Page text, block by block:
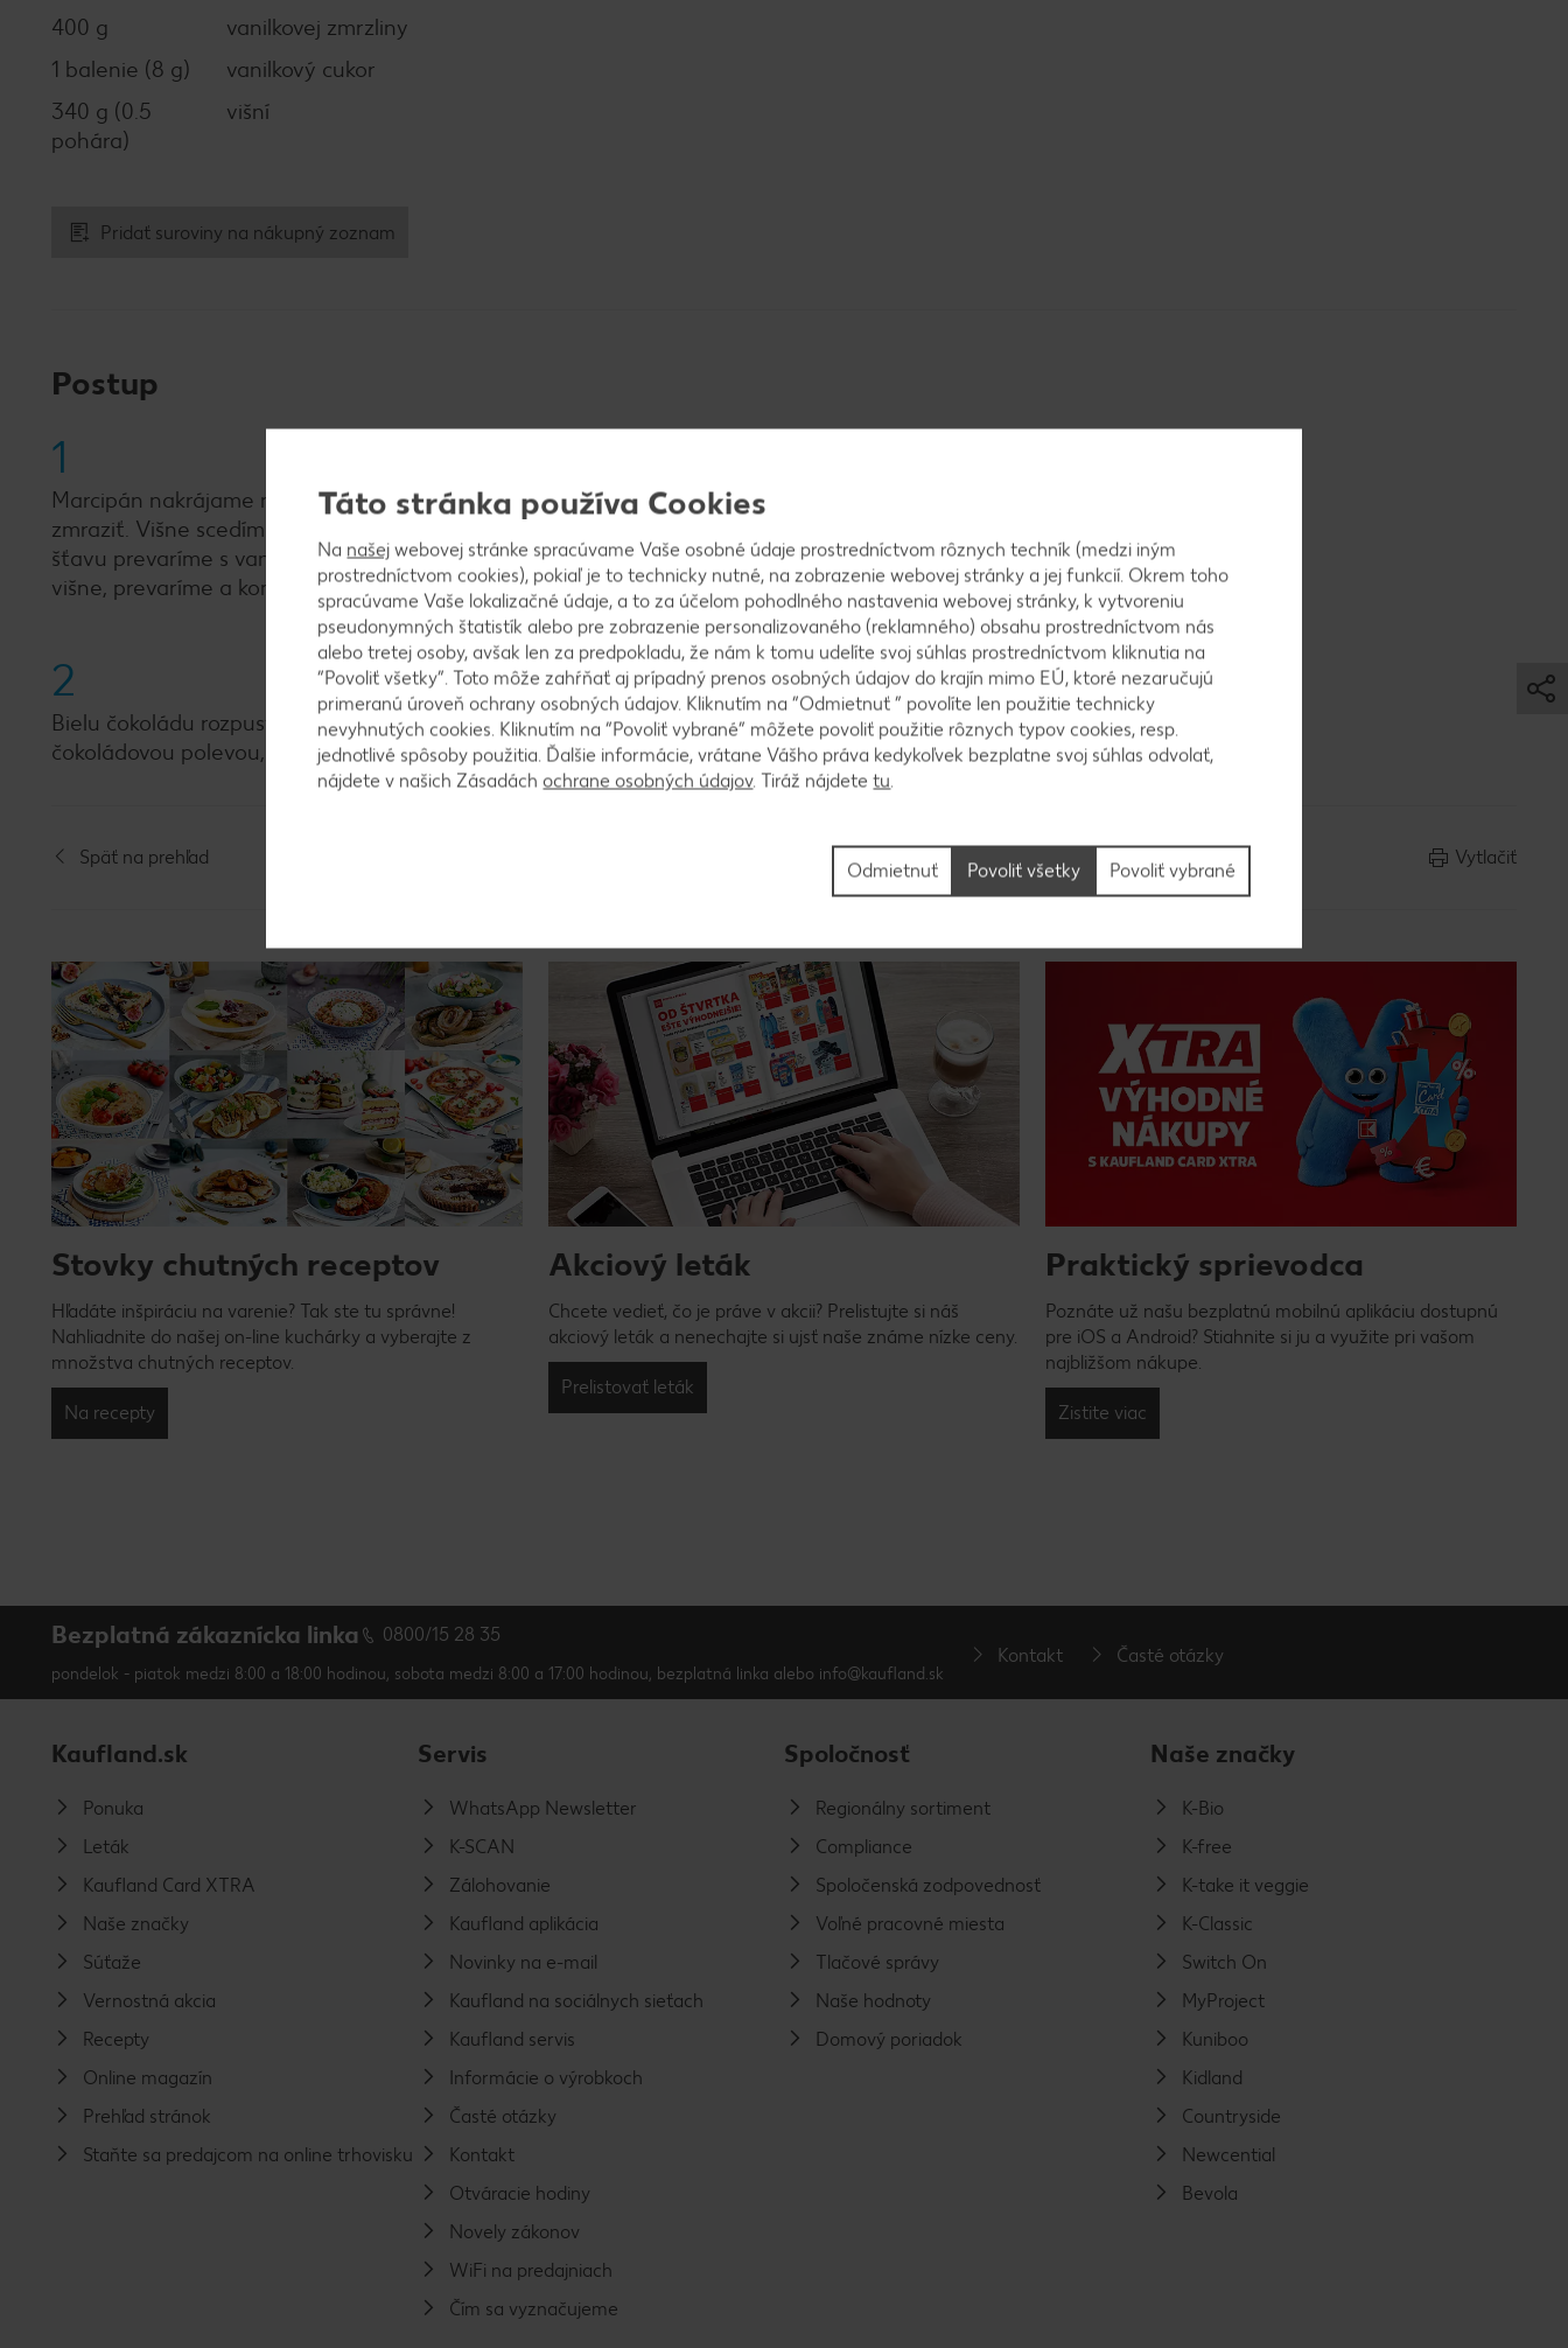
400 g
vanilkovej zmrzliny
1 balenie (8 g)
vanilkový cukor
340 g (0.5
pohára)
višní
Pridať suroviny na nákupný zoznam
Postup
1
Marcipán nakrájame na 1 cm kúsky, zmiešame s vanilkovou zmrzlinou a vyformujeme 4 guľky, ktoré dáme
zmraziť. Višne scedíme, šťavu si odložíme. Vanilkový puding v prášku zmiešame so 4 PL višňovej šťavy. Zvyšnú
šťavu prevaríme s vanilkovým cukrom, pridáme pudingový prášok a varíme približne 1 minútu. Nasypeme
višne, prevaríme a kompót odstavíme z ohňa.
2
Bielu čokoládu rozpustíme vo vodnom kúpeli. Zmrzlinové guľky naservírujeme na hlbšiu tácku, polejeme
čokoládovou polevou, ozdobíme višňovým kompótom, mätou a podľa chuti posypeme práškovým cukrom.
Späť na prehľad Vytlačiť
Stovky chutných receptov
Hľadáte inšpiráciu na varenie? Tak ste tu správne!
Nahliadnite do našej on-line kuchárky a vyberajte z
množstva chutných receptov.
Na recepty
Akciový leták
Chcete vedieť, čo je práve v akcii? Prelistujte si náš
akciový leták a nenechajte si ujsť naše známe nízke ceny.
Prelistovať leták
Praktický sprievodca
Poznáte už našu bezplatnú mobilnú aplikáciu dostupnú
pre iOS a Android? Stiahnite si ju a využite pri vašom
najbližšom nákupe.
Zistite viac
Bezplatná zákaznícka linka 0800/15 28 35
pondelok - piatok medzi 8:00 a 18:00 hodinou, sobota medzi 8:00 a 17:00 hodinou, bezplatná linka alebo info@kaufland.sk
Kontakt Časté otázky
Kaufland.sk
Ponuka
Leták
Kaufland Card XTRA
Naše značky
Súťaže
Vernostná akcia
Recepty
Online magazín
Prehľad stránok
Staňte sa predajcom na online trhovisku
Servis
WhatsApp Newsletter
K-SCAN
Zálohovanie
Kaufland aplikácia
Novinky na e-mail
Kaufland na sociálnych sieťach
Kaufland servis
Informácie o výrobkoch
Časté otázky
Kontakt
Otváracie hodiny
Novely zákonov
WiFi na predajniach
Čím sa vyznačujeme
Spoločnosť
Regionálny sortiment
Compliance
Spoločenská zodpovednosť
Voľné pracovné miesta
Tlačové správy
Naše hodnoty
Domový poriadok
Naše značky
K-Bio
K-free
K-take it veggie
K-Classic
Switch On
MyProject
Kuniboo
Kidland
Countryside
Newcential
Bevola
Táto stránka používa Cookies
Na našej webovej stránke spracúvame Vaše osobné údaje prostredníctvom rôznych techník (medzi iným
prostredníctvom cookies), pokiaľ je to technicky nutné, na zobrazenie webovej stránky a jej funkcií. Okrem toho
spracúvame Vaše lokalizačné údaje, a to za účelom pohodlného nastavenia webovej stránky, k vytvoreniu
pseudonymných štatistík alebo pre zobrazenie personalizovaného (reklamného) obsahu prostredníctvom nás
alebo tretej osoby, avšak len za predpokladu, že nám k tomu udelíte svoj súhlas prostredníctvom kliknutia na
“Povoliť všetky”. Toto môže zahŕňať aj prípadný prenos osobných údajov do krajín mimo EÚ, ktoré nezaručujú
primeranú úroveň ochrany osobných údajov. Kliknutím na “Odmietnuť ” povolíte len použitie technicky
nevyhnutých cookies. Kliknutím na “Povoliť vybrané” môžete povoliť použitie rôznych typov cookies, resp.
jednotlivé spôsoby použitia. Ďalšie informácie, vrátane Vášho práva kedykoľvek bezplatne svoj súhlas odvolať,
nájdete v našich Zásadách ochrane osobných údajov. Tiráž nájdetetu.
Povoliť vybrané
Odmietnuť Povoliť všetky